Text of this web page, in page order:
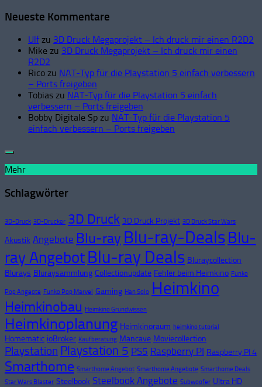
Neueste Kommentare
Ulfzu 3D Druck Megaprojekt – Ich druck mir einen R2D2
Mike zu 3D Druck Megaprojekt – Ich druck mir einen
R2D2
Rico zu NAT-Typ für die Playstation 5 einfach verbessern
– Ports freigeben
Tobias zu NAT-Typ für die Playstation 5 einfach
verbessern – Ports freigeben
Bobby Digitale Sp zu NAT-Typ für die Playstation 5
einfach verbessern – Ports freigeben
Mehr
Schlagwörter
3D-Druck 3D-Drucker 3D Druck 3D Druck Projekt 3D Druck Star Wars
Akustik Angebote Blu-ray Blu-ray-DealsBlu-
ray AngebotBlu-ray Deals Bluraycollection
Blurays Bluraysammlung Collectionupdate Fehler beim Heimkino Funko
Pop Angeote Funko Pop Marvel Gaming Han Solo Heimkino
Heimkinobau Heimkino Grundwissen
Heimkinoplanung Heimkinoraum heimkino tutorial
Homematic ioBroker Kaufberatung Mancave Moviecollection
Playstation Playstation 5 PS5 Raspberry PI Raspberry PI 4
Smarthome Smarthome Angebot Smarthome Angebote Smarthome Deals
Star Wars Blaster Steelbook Steelbook Angebote Subwoofer Ultra HD